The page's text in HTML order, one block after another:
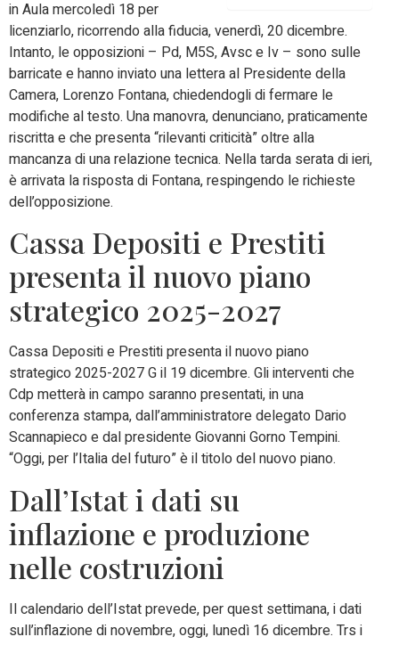
in Aula mercoledì 18 per
licenziarlo, ricorrendo alla fiducia, venerdì, 20 dicembre.
Intanto, le opposizioni – Pd, M5S, Avsc e Iv – sono sulle
barricate e hanno inviato una lettera al Presidente della
Camera, Lorenzo Fontana, chiedendogli di fermare le
modifiche al testo. Una manovra, denunciano, praticamente
riscritta e che presenta “rilevanti criticità” oltre alla
mancanza di una relazione tecnica. Nella tarda serata di ieri,
è arrivata la risposta di Fontana, respingendo le richieste
dell’opposizione.
Cassa Depositi e Prestiti
presenta il nuovo piano
strategico 2025-2027
Cassa Depositi e Prestiti presenta il nuovo piano
strategico 2025-2027 G il 19 dicembre. Gli interventi che
Cdp metterà in campo saranno presentati, in una
conferenza stampa, dall’amministratore delegato Dario
Scannapieco e dal presidente Giovanni Gorno Tempini.
“Oggi, per l’Italia del futuro” è il titolo del nuovo piano.
Dall’Istat i dati su
inflazione e produzione
nelle costruzioni
Il calendario dell’Istat prevede, per quest settimana, i dati
sull’inflazione di novembre, oggi, lunedì 16 dicembre. Trs i